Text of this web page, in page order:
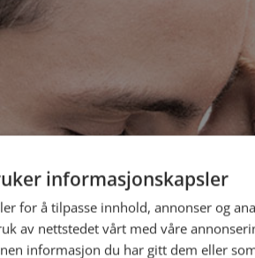
informasjonskapsler
for å tilpasse innhold, annonser og
av nettstedet vårt med våre
informasjon du har gitt dem eller